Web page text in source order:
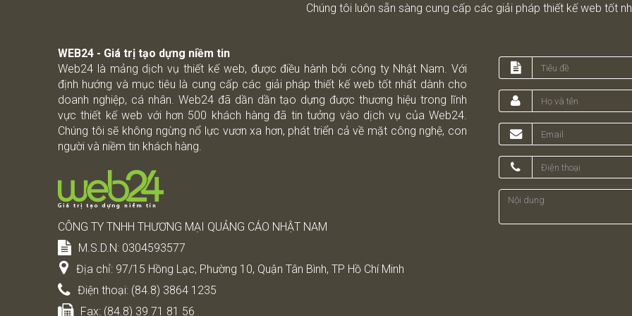
Chúng tôi luôn sẵn sàng cung cấp các giải pháp thiết kế web tốt
WEB24 - Giá trị tạo dựng niềm tin
Web24 là mảng dịch vụ thiết kế web, được điều hành bởi công ty Nhật Nam. Với
định hướng và mục tiêu là cung cấp các giải pháp thiết kế web tốt nhất dành cho
doanh nghiệp, cá nhân. Web24 đã dần dần tạo dựng được thương hiệu trong lĩnh
vực thiết kế web với hơn 500 khách hàng đã tin tưởng vào dịch vụ của Web24.
Chúng tôi sẽ không ngừng nổ lực vươn xa hơn, phát triển cả về mặt công nghệ, con
người và niềm tin khách hàng.
CÔNG TY TNHH THƯƠNG MẠI QUẢNG CÁO NHẬT NAM
M.S.D.N: 0304593577
Địa chỉ: 97/15 Hồng Lạc, Phường 10, Quận Tân Bình, TP Hồ Chí Minh
Điện thoại: (84.8) 3864 1235
Fax: (84.8) 39 71 81 56